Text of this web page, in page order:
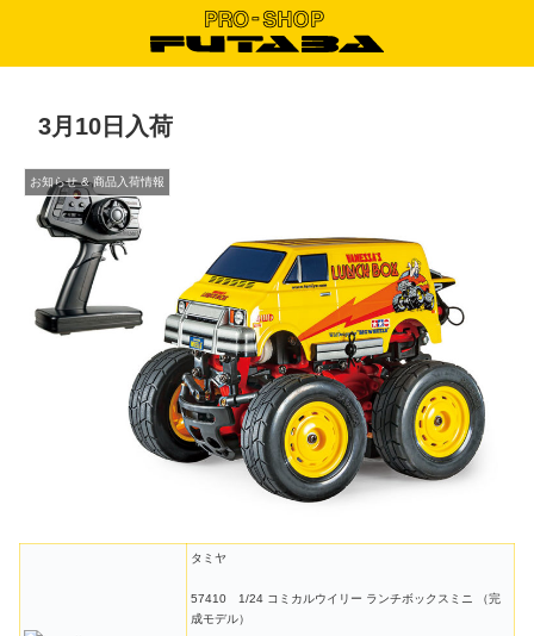
3月10日入荷
お知らせ & 商品入荷情報
タミヤ
57410 1/24 コミカルウイリー ランチボックスミニ （完
成モデル）